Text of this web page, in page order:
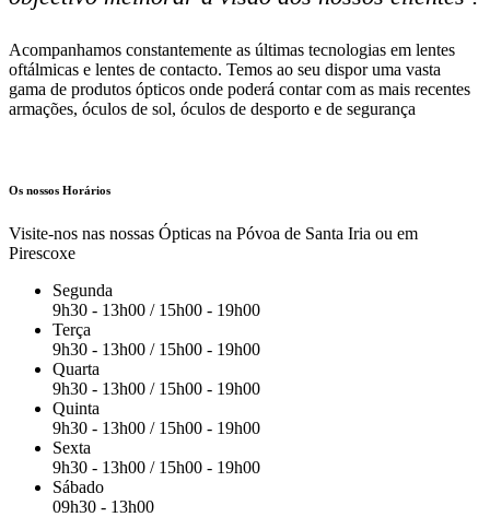
Acompanhamos constantemente as últimas tecnologias em lentes
oftálmicas e lentes de contacto. Temos ao seu dispor uma vasta
gama de produtos ópticos onde poderá contar com as mais recentes
armações, óculos de sol, óculos de desporto e de segurança
Os nossos Horários
Visite-nos nas nossas Ópticas na Póvoa de Santa Iria ou em
Pirescoxe
Segunda
9h30 - 13h00 / 15h00 - 19h00
Terça
9h30 - 13h00 / 15h00 - 19h00
Quarta
9h30 - 13h00 / 15h00 - 19h00
Quinta
9h30 - 13h00 / 15h00 - 19h00
Sexta
9h30 - 13h00 / 15h00 - 19h00
Sábado
09h30 - 13h00